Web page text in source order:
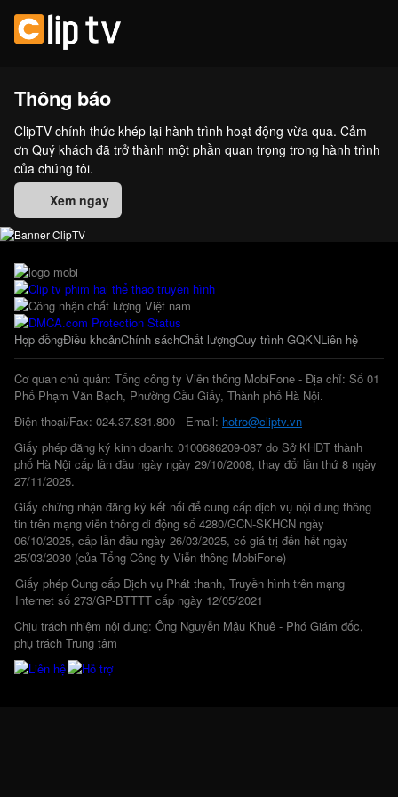
Thông báo
ClipTV chính thức khép lại hành trình hoạt động vừa qua. Cảm
ơn Quý khách đã trở thành một phần quan trọng trong hành trình
của chúng tôi.
Xem ngay
Hợp đồngĐiều khoảnChính sáchChất lượngQuy trình GQKNLiên hệ
Cơ quan chủ quản: Tổng công ty Viễn thông MobiFone - Địa chỉ: Số 01
Phố Phạm Văn Bạch, Phường Cầu Giấy, Thành phố Hà Nội.
Điện thoại/Fax: 024.37.831.800 - Email: hotro@cliptv.vn
Giấy phép đăng ký kinh doanh: 0100686209-087 do Sở KHĐT thành
phố Hà Nội cấp lần đầu ngày ngày 29/10/2008, thay đổi lần thứ 8 ngày
27/11/2025.
Giấy chứng nhận đăng ký kết nối để cung cấp dịch vụ nội dung thông
tin trên mạng viễn thông di động số 4280/GCN-SKHCN ngày
06/10/2025, cấp lần đầu ngày 26/03/2025, có giá trị đến hết ngày
25/03/2030 (của Tổng Công ty Viễn thông MobiFone)
Giấy phép Cung cấp Dịch vụ Phát thanh, Truyền hình trên mạng
Internet số 273/GP-BTTTT cấp ngày 12/05/2021
Chịu trách nhiệm nội dung: Ông Nguyễn Mậu Khuê - Phó Giám đốc,
phụ trách Trung tâm